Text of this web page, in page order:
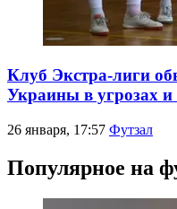
Клуб Экстра-лиги
Украины в угрозах
26 января, 17:57 Футзал
Популярное на